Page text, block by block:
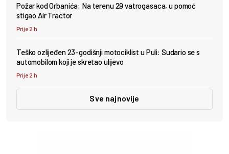
Požar kod Orbanića: Na terenu 29 vatrogasaca, u pomoć
stigao Air Tractor
Prije 2 h
Teško ozlijeđen 23-godišnji motociklist u Puli: Sudario se s
automobilom koji je skretao ulijevo
Prije 2 h
Sve najnovije